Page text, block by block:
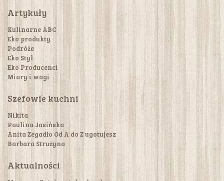
Artykuły
Kulinarne ABC
Eko produkty
Podróże
Eko Styl
Eko Producenci
Miary i wagi
Szefowie kuchni
Nikita
Paulina Jasińska
Anita Zegadło Od A do Z ugotujesz
Barbara Strużyna
Aktualności